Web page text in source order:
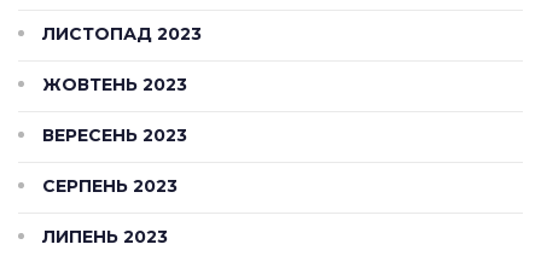
ЛИСТОПАД 2023
ЖОВТЕНЬ 2023
ВЕРЕСЕНЬ 2023
СЕРПЕНЬ 2023
ЛИПЕНЬ 2023